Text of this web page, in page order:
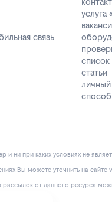
связь
услуга
список
статьи
личный
ни при каких условиях не
Вы можете уточнить на сайте
рассылок от данного ресурса